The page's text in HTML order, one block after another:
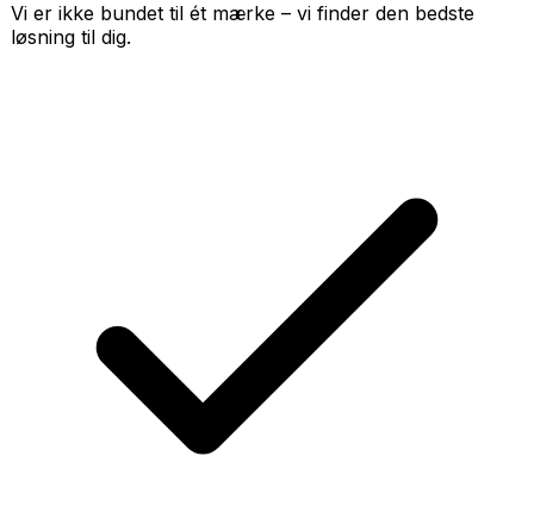
Vi er ikke bundet til ét mærke – vi finder den bedste
løsning til dig.